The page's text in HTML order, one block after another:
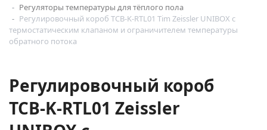
Регуляторы температуры для тёплого пола
Регулировочный короб TCB-K-RTL01 Tim Zeissler UNIBOX с
термостатическим клапаном и ограничителем температуры
обратного потока
Регулировочный короб
TCB-K-RTL01 Zeissler